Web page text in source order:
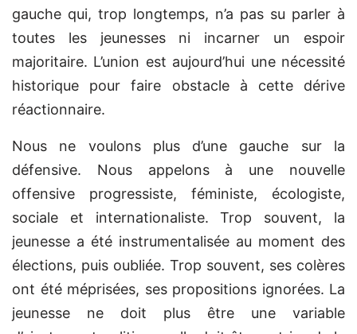
gauche qui, trop longtemps, n’a pas su parler à
toutes les jeunesses ni incarner un espoir
majoritaire. L’union est aujourd’hui une nécessité
historique pour faire obstacle à cette dérive
réactionnaire.
Nous ne voulons plus d’une gauche sur la
défensive. Nous appelons à une nouvelle
offensive progressiste, féministe, écologiste,
sociale et internationaliste. Trop souvent, la
jeunesse a été instrumentalisée au moment des
élections, puis oubliée. Trop souvent, ses colères
ont été méprisées, ses propositions ignorées. La
jeunesse ne doit plus être une variable